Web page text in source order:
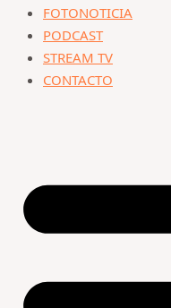
FOTONOTICIA
PODCAST
STREAM TV
CONTACTO